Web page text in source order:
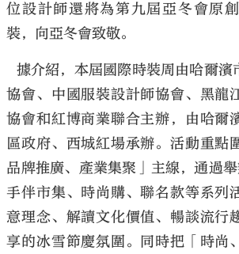
位設計師還將為第九屆亞冬會原
裝，向亞冬會致敬。
據介紹，本屆國際時裝周由哈爾濱
協會、中國服裝設計師協會、黑龍
協會和紅博商業聯合主辦，由哈爾
區政府、西城紅場承辦。活動重點
品牌推廣、產業集聚」主線，通過舉
手伴市集、時尚購、聯名款等系列
意理念、解讀文化價值、暢談流行
享的冰雪節慶氛圍。同時把「時尚